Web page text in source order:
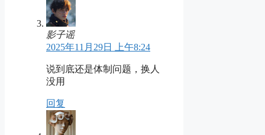
影子谣
2025年11月29日 上午8:24
说到底还是体制问题，换人
没用
回复